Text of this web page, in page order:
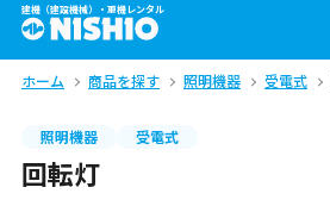
建機（建設機械）・重機レンタル
商品一覧
問合せ依頼リスト
ホーム 商品を探す 照明機器 受電式
照明機器 受電式
回転灯